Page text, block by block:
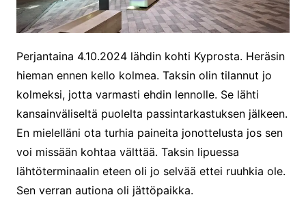
Perjantaina 4.10.2024 lähdin kohti Kyprosta. Heräsin
hieman ennen kello kolmea. Taksin olin tilannut jo
kolmeksi, jotta varmasti ehdin lennolle. Se lähti
kansainväliseltä puolelta passintarkastuksen jälkeen.
En mielelläni ota turhia paineita jonottelusta jos sen
voi missään kohtaa välttää. Taksin lipuessa
lähtöterminaalin eteen oli jo selvää ettei ruuhkia ole.
Sen verran autiona oli jättöpaikka.